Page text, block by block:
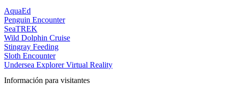
AquaEd
Penguin Encounter
SeaTREK
Wild Dolphin Cruise
Stingray Feeding
Sloth Encounter
Undersea Explorer Virtual Reality
Información para visitantes